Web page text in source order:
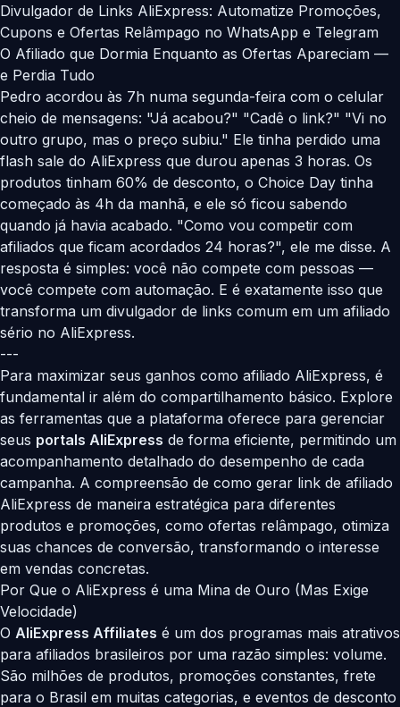
Divulgador de Links AliExpress: Automatize Promoções,
Cupons e Ofertas Relâmpago no WhatsApp e Telegram
O Afiliado que Dormia Enquanto as Ofertas Apareciam —
e Perdia Tudo
Pedro acordou às 7h numa segunda-feira com o celular
cheio de mensagens: "Já acabou?" "Cadê o link?" "Vi no
outro grupo, mas o preço subiu." Ele tinha perdido uma
flash sale do AliExpress que durou apenas 3 horas. Os
produtos tinham 60% de desconto, o Choice Day tinha
começado às 4h da manhã, e ele só ficou sabendo
quando já havia acabado. "Como vou competir com
afiliados que ficam acordados 24 horas?", ele me disse. A
resposta é simples: você não compete com pessoas —
você compete com automação. E é exatamente isso que
transforma um divulgador de links comum em um afiliado
sério no AliExpress.
---
Para maximizar seus ganhos como afiliado AliExpress, é
fundamental ir além do compartilhamento básico. Explore
as ferramentas que a plataforma oferece para gerenciar
seus portals AliExpress de forma eficiente, permitindo um
acompanhamento detalhado do desempenho de cada
campanha. A compreensão de como gerar link de afiliado
AliExpress de maneira estratégica para diferentes
produtos e promoções, como ofertas relâmpago, otimiza
suas chances de conversão, transformando o interesse
em vendas concretas.
Por Que o AliExpress é uma Mina de Ouro (Mas Exige
Velocidade)
O AliExpress Affiliates é um dos programas mais atrativos
para afiliados brasileiros por uma razão simples: volume.
São milhões de produtos, promoções constantes, frete
para o Brasil em muitas categorias, e eventos de desconto